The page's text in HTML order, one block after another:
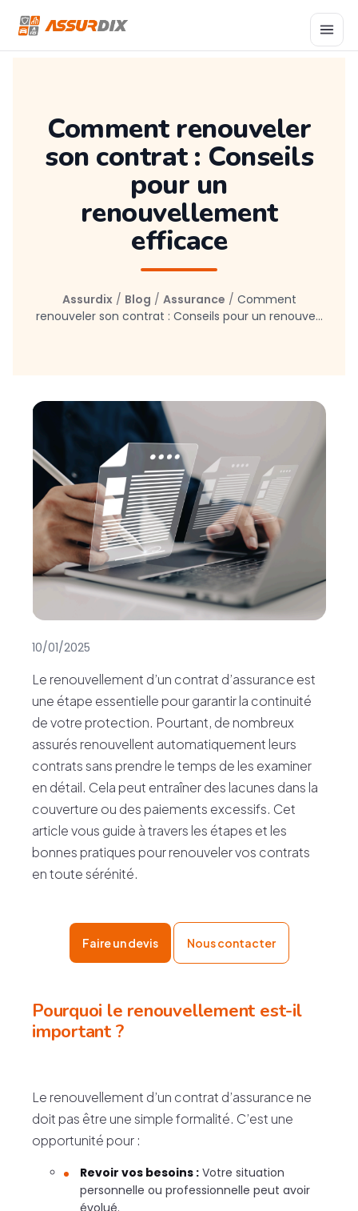
Comment renouveler
son contrat : Conseils
pour un
renouvellement
efficace
Assurdix/ Blog / Assurance / Comment
renouveler son contrat : Conseils pour un renouve...
10/01/2025
Le renouvellement d’un contrat d’assurance est
une étape essentielle pour garantir la continuité
de votre protection. Pourtant, de nombreux
assurés renouvellent automatiquement leurs
contrats sans prendre le temps de les examiner
en détail. Cela peut entraîner des lacunes dans la
couverture ou des paiements excessifs. Cet
article vous guide à travers les étapes et les
bonnes pratiques pour renouveler vos contrats
en toute sérénité.
Faire un devis Nous contacter
Pourquoi le renouvellement est-il
important ?
Le renouvellement d’un contrat d’assurance ne
doit pas être une simple formalité. C’est une
opportunité pour :
Revoir vos besoins : Votre situation
personnelle ou professionnelle peut avoir